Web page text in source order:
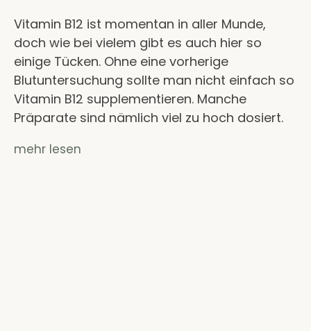
Vitamin B12 ist momentan in aller Munde,
doch wie bei vielem gibt es auch hier so
einige Tücken. Ohne eine vorherige
Blutuntersuchung sollte man nicht einfach so
Vitamin B12 supplementieren. Manche
Präparate sind nämlich viel zu hoch dosiert.
mehr lesen